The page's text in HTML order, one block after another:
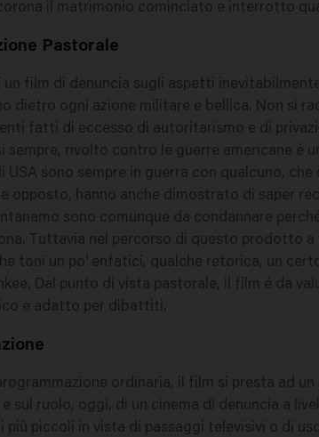
il matrimonio cominciato e interrotto
Pastorale
film di denuncia sugli aspetti
dietro ogni azione militare e bellica. Non si
fatti di eccesso di autoritarismo e di
sempre, rivolto contro le guerre americane é
USA sono sempre in guerra con qualcuno,
opposto, hanno anche dimostrato di saper
sono comunque da condannare
Tuttavia nel percorso di questo prodotto
toni un po' enfatici, qualche retorica, un
Dal punto di vista pastorale, il film é da
e adatto per dibattiti.
ordinaria, il film si presta ad
sul ruolo, oggi, di un cinema di denuncia a
più piccoli in vista di passaggi televisivi o di